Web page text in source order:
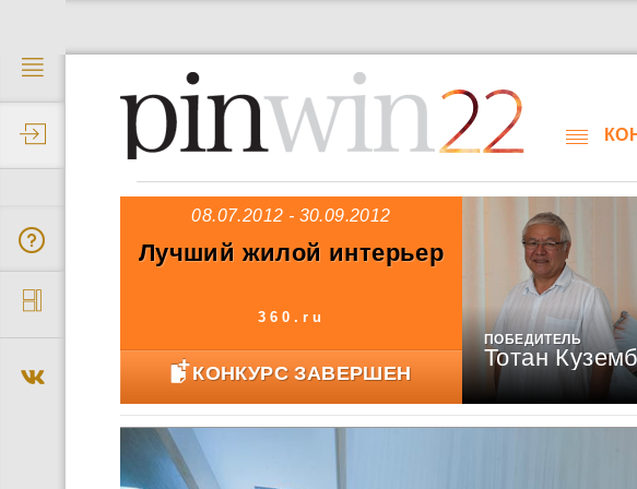
22
08.07.2012 - 30.09.2012
Лучший жилой интерьер
360.ru
КОНКУРС ЗАВЕРШЕН
ПОБЕДИТЕЛЬ
Тотан
Работ